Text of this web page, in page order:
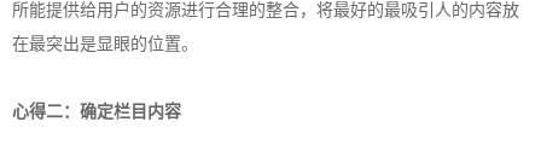
所能提供给用户的资源进行合理的整合，将最好的最吸引人的内容放
在最突出是显眼的位置。
心得二：确定栏目内容